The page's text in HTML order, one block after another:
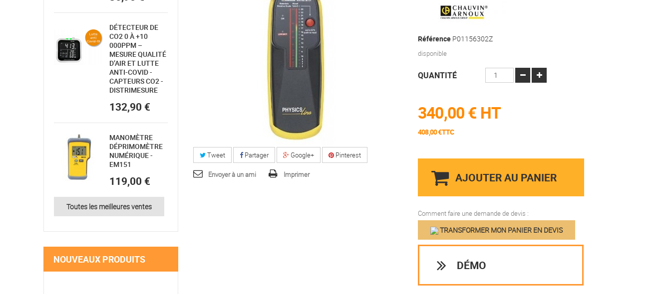
DÉTECTEUR DE
CO2 0 À +10
000PPM –
MESURE QUALITÉ
D’AIR ET LUTTE
ANTI-COVID -
CAPTEURS CO2 -
DISTRIMESURE
132,90 €
MANOMÈTRE
DÉPRIMOMÈTRE
NUMÉRIQUE -
EM151
119,00 €
Toutes les meilleures ventes
NOUVEAUX PRODUITS
Tweet Partager Google+ Pinterest
Envoyer à un ami Imprimer
Référence P01156302Z
disponible
QUANTITÉ
340,00 € HT
408,00 €TTC
AJOUTER AU PANIER
Comment faire une demande de devis :
TRANSFORMER MON PANIER EN DEVIS
DÉMO